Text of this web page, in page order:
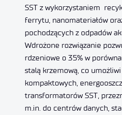
SST z wykorzystaniem
ferrytu, nanomateriałów
pochodzących z odpadów
Wdrożone rozwiązanie
rdzeniowe o 35% w
stalą krzemową, co
kompaktowych,
transformatorów SST,
m.in. do centrów danych,